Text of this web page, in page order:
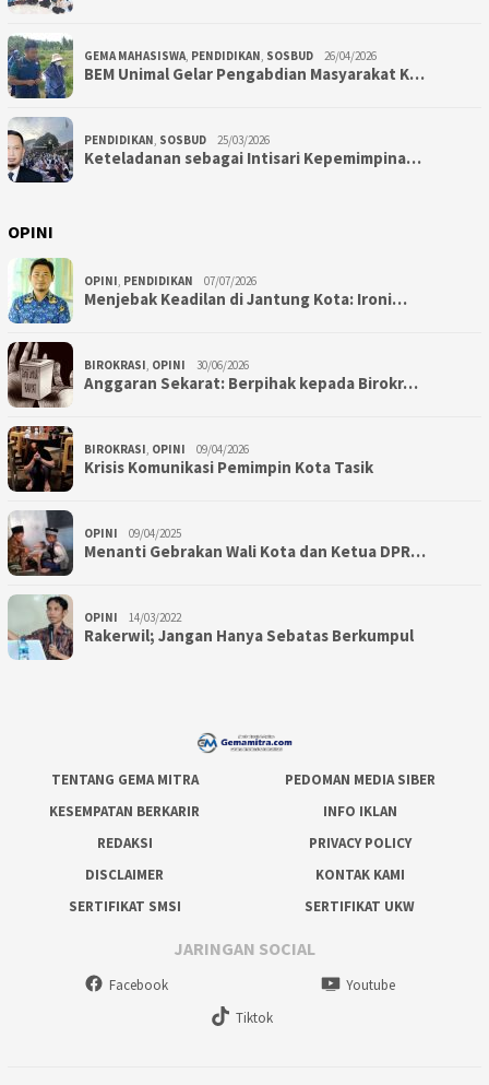
GEMA MAHASISWA PENDIDIKAN SOSBUD 26/04/2026
BEM Unimal Gelar Pengabdian Masyarakat K…
PENDIDIKAN SOSBUD 25/03/2026
Keteladanan sebagai Intisari Kepemimpina…
OPINI
OPINI PENDIDIKAN 07/07/2026
Menjebak Keadilan di Jantung Kota: Ironi…
BIROKRASI OPINI 30/06/2026
Anggaran Sekarat: Berpihak kepada Birokr…
BIROKRASI OPINI 09/04/2026
Krisis Komunikasi Pemimpin Kota Tasik
OPINI 09/04/2025
Menanti Gebrakan Wali Kota dan Ketua DPR…
OPINI 14/03/2022
Rakerwil; Jangan Hanya Sebatas Berkumpul
TENTANG GEMA MITRA
PEDOMAN MEDIA SIBER
KESEMPATAN BERKARIR
INFO IKLAN
REDAKSI
PRIVACY POLICY
DISCLAIMER
KONTAK KAMI
SERTIFIKAT SMSI
SERTIFIKAT UKW
JARINGAN SOCIAL
Facebook
Youtube
Tiktok